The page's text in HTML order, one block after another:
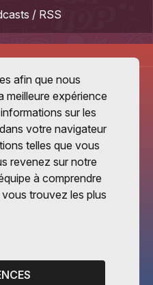
/ RSS
afin que nous
meilleure expérience
sur les
votre navigateur
telles que vous
revenez sur notre
à comprendre
trouvez les plus